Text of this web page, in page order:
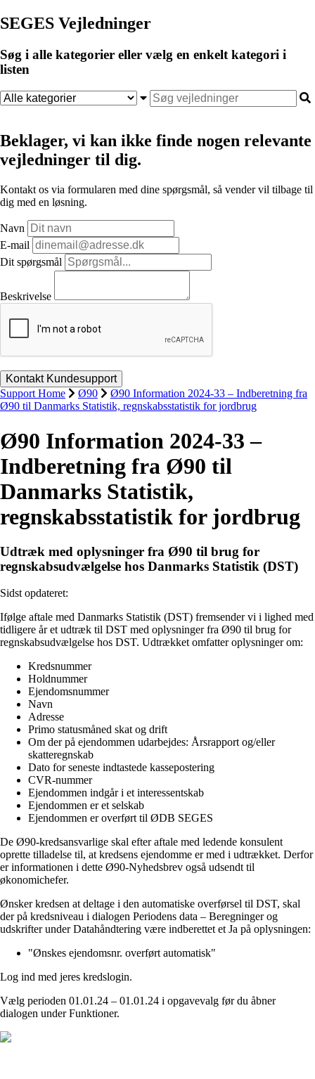
SEGES Vejledninger
Søg i alle kategorier eller vælg en enkelt kategori i
listen
Beklager, vi kan ikke finde nogen relevante
vejledninger til dig.
Kontakt os via formularen med dine spørgsmål, så vender vil tilbage til
dig med en løsning.
Navn
E-mail
Dit spørgsmål
Beskrivelse
Support Home Ø90
Ø90 Information 2024-33 – Indberetning fra
Ø90 til Danmarks Statistik, regnskabsstatistik for jordbrug
Ø90 Information 2024-33 –
Indberetning fra Ø90 til
Danmarks Statistik,
regnskabsstatistik for jordbrug
Udtræk med oplysninger fra Ø90 til brug for
regnskabsudvælgelse hos Danmarks Statistik (DST)
Sidst opdateret:
Ifølge aftale med Danmarks Statistik (DST) fremsender vi i lighed med
tidligere år et udtræk til DST med oplysninger fra Ø90 til brug for
regnskabsudvælgelse hos DST. Udtrækket omfatter oplysninger om:
Kredsnummer
Holdnummer
Ejendomsnummer
Navn
Adresse
Primo statusmåned skat og drift
Om der på ejendommen udarbejdes: Årsrapport og/eller
skatteregnskab
Dato for seneste indtastede kassepostering
CVR-nummer
Ejendommen indgår i et interessentskab
Ejendommen er et selskab
Ejendommen er overført til ØDB SEGES
De Ø90-kredsansvarlige skal efter aftale med ledende konsulent
oprette tilladelse til, at kredsens ejendomme er med i udtrækket. Derfor
er informationen i dette Ø90-Nyhedsbrev også udsendt til
økonomichefer.
Ønsker kredsen at deltage i den automatiske overførsel til DST, skal
der på kredsniveau i dialogen Periodens data – Beregninger og
udskrifter under Datahåndtering være indberettet et Ja på oplysningen:
"Ønskes ejendomsnr. overført automatisk"
Log ind med jeres kredslogin.
Vælg perioden 01.01.24 – 01.01.24 i opgavevalg før du åbner
dialogen under Funktioner.